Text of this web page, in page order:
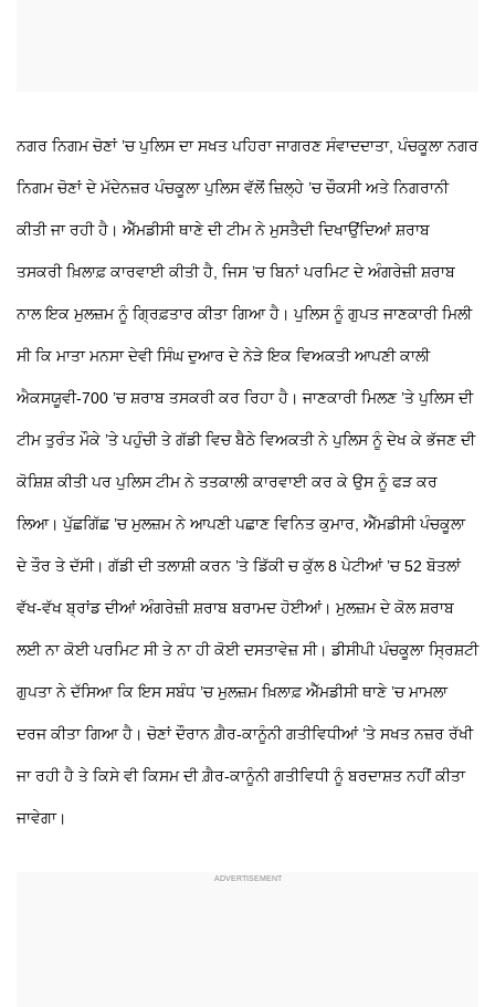
ਨਗਰ ਨਿਗਮ ਚੋਣਾਂ ’ਚ ਪੁਲਿਸ ਦਾ ਸਖਤ ਪਹਿਰਾਜਾਗਰਣ ਸੰਵਾਦਦਾਤਾ, ਪੰਚਕੂਲਾਨਗਰ
ਨਿਗਮ ਚੋਣਾਂ ਦੇ ਮੱਦੇਨਜ਼ਰ ਪੰਚਕੂਲਾ ਪੁਲਿਸ ਵੱਲੋਂ ਜ਼ਿਲ੍ਹੇ ’ਚ ਚੌਕਸੀ ਅਤੇ ਨਿਗਰਾਨੀ
ਕੀਤੀ ਜਾ ਰਹੀ ਹੈ। ਐੱਮਡੀਸੀ ਥਾਣੇ ਦੀ ਟੀਮ ਨੇ ਮੁਸਤੈਦੀ ਦਿਖਾਉਂਦਿਆਂ ਸ਼ਰਾਬ
ਤਸਕਰੀ ਖ਼ਿਲਾਫ਼ ਕਾਰਵਾਈ ਕੀਤੀ ਹੈ, ਜਿਸ ’ਚ ਬਿਨਾਂ ਪਰਮਿਟ ਦੇ ਅੰਗਰੇਜ਼ੀ ਸ਼ਰਾਬ
ਨਾਲ ਇਕ ਮੁਲਜ਼ਮ ਨੂੰ ਗ੍ਰਿਫ਼ਤਾਰ ਕੀਤਾ ਗਿਆ ਹੈ।ਪੁਲਿਸ ਨੂੰ ਗੁਪਤ ਜਾਣਕਾਰੀ ਮਿਲੀ
ਸੀ ਕਿ ਮਾਤਾ ਮਨਸਾ ਦੇਵੀ ਸਿੰਘ ਦੁਆਰ ਦੇ ਨੇੜੇ ਇਕ ਵਿਅਕਤੀ ਆਪਣੀ ਕਾਲੀ
ਐਕਸਯੂਵੀ-700 ’ਚ ਸ਼ਰਾਬ ਤਸਕਰੀ ਕਰ ਰਿਹਾ ਹੈ। ਜਾਣਕਾਰੀ ਮਿਲਣ ’ਤੇ ਪੁਲਿਸ ਦੀ
ਟੀਮ ਤੁਰੰਤ ਮੌਕੇ ’ਤੇ ਪਹੁੰਚੀ ਤੇ ਗੱਡੀ ਵਿਚ ਬੈਠੇ ਵਿਅਕਤੀ ਨੇ ਪੁਲਿਸ ਨੂੰ ਦੇਖ ਕੇ ਭੱਜਣ ਦੀ
ਕੋਸ਼ਿਸ਼ ਕੀਤੀ ਪਰ ਪੁਲਿਸ ਟੀਮ ਨੇ ਤਤਕਾਲੀ ਕਾਰਵਾਈ ਕਰ ਕੇ ਉਸ ਨੂੰ ਫੜ ਕਰ
ਲਿਆ। ਪੁੱਛਗਿੱਛ ’ਚ ਮੁਲਜ਼ਮ ਨੇ ਆਪਣੀ ਪਛਾਣ ਵਿਨਿਤ ਕੁਮਾਰ, ਐੱਮਡੀਸੀ ਪੰਚਕੂਲਾ
ਦੇ ਤੌਰ ਤੇ ਦੱਸੀ। ਗੱਡੀ ਦੀ ਤਲਾਸ਼ੀ ਕਰਨ ’ਤੇ ਡਿੱਕੀ ਚ ਕੁੱਲ 8 ਪੇਟੀਆਂ ’ਚ 52 ਬੋਤਲਾਂ
ਵੱਖ-ਵੱਖ ਬ੍ਰਾਂਡ ਦੀਆਂ ਅੰਗਰੇਜ਼ੀ ਸ਼ਰਾਬ ਬਰਾਮਦ ਹੋਈਆਂ। ਮੁਲਜ਼ਮ ਦੇ ਕੋਲ ਸ਼ਰਾਬ
ਲਈ ਨਾ ਕੋਈ ਪਰਮਿਟ ਸੀ ਤੇ ਨਾ ਹੀ ਕੋਈ ਦਸਤਾਵੇਜ਼ ਸੀ।ਡੀਸੀਪੀ ਪੰਚਕੂਲਾ ਸ੍ਰਿਸ਼ਟੀ
ਗੁਪਤਾ ਨੇ ਦੱਸਿਆ ਕਿ ਇਸ ਸਬੰਧ ’ਚ ਮੁਲਜ਼ਮ ਖ਼ਿਲਾਫ਼ ਐੱਮਡੀਸੀ ਥਾਣੇ ’ਚ ਮਾਮਲਾ
ਦਰਜ ਕੀਤਾ ਗਿਆ ਹੈ। ਚੋਣਾਂ ਦੌਰਾਨ ਗ਼ੈਰ-ਕਾਨੂੰਨੀ ਗਤੀਵਿਧੀਆਂ ’ਤੇ ਸਖਤ ਨਜ਼ਰ ਰੱਖੀ
ਜਾ ਰਹੀ ਹੈ ਤੇ ਕਿਸੇ ਵੀ ਕਿਸਮ ਦੀ ਗ਼ੈਰ-ਕਾਨੂੰਨੀ ਗਤੀਵਿਧੀ ਨੂੰ ਬਰਦਾਸ਼ਤ ਨਹੀਂ ਕੀਤਾ
ਜਾਵੇਗਾ।